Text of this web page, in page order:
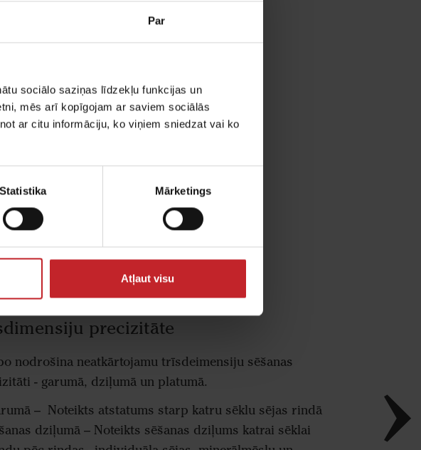
Par
sociālo saziņas līdzekļu funkcijas un
mēs arī kopīgojam ar saviem sociālās
ar citu informāciju, ko viņiem sniedzat vai ko
Statistika Mārketings
Atļaut visu
– visaugstākā
precīzu atstatumu starp
sleju galos. Bez tam sējas
nogāzes vai mainīgi lauka
precizitāte
nodrošina neatkārtojamu trīsdeimensiju sēšanas
- garumā, dziļumā un platumā.
– Noteikts atstatums starp katru sēklu sējas rindā
dziļumā – Noteikts sēšanas dziļums katrai sēklai